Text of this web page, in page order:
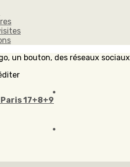
un bouton, des réseaux sociaux